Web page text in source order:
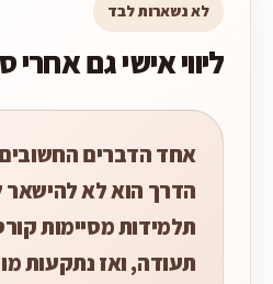
לא נשארות לבד
ליווי אישי גם אחרי
אחד הדברים
הדרך הוא לא
תלמידות מסיימות
תעודה, ואז נתקעות